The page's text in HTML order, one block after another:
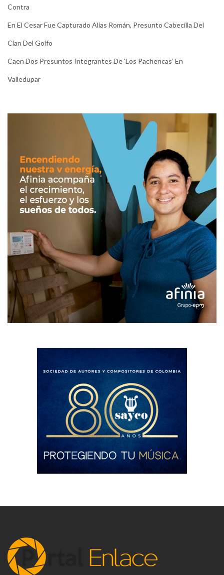
Contra
En El Cesar Fue Capturado Alias Román, Presunto Cabecilla Del
Clan Del Golfo
Caen Dos Presuntos Integrantes De ‘Los Pachencas’ En
Valledupar